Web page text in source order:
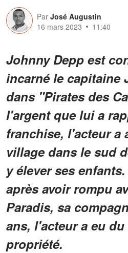
Par José Augustin
16 mars 2023
11:40
Johnny Depp est
incarné le capitaine
dans "Pirates des
l'argent que lui a
franchise, l'acteur a
village dans le sud
y élever ses
après avoir rompu
Paradis, sa
ans, l'acteur a eu
propriété.